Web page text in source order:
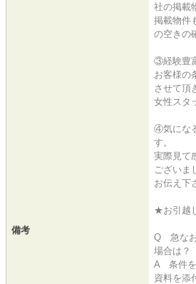
備考
社の掲載
掲載物件
の空きの
③経験豊
お客様の
させて頂
女性スタ
④気にな
す。
実際見て
ございま
お伝え下
★お引越
Q 急なお
場合は？
A 条件を
資料を添